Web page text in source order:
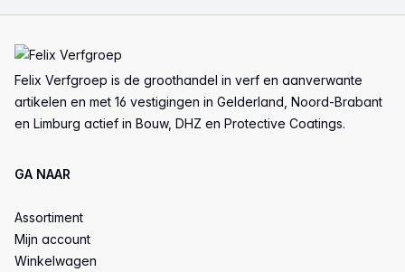
Felix Verfgroep is de groothandel in verf en aanverwante
artikelen en met 16 vestigingen in Gelderland, Noord-Brabant
en Limburg actief in Bouw, DHZ en Protective Coatings.
GA NAAR
Assortiment
Mijn account
Winkelwagen